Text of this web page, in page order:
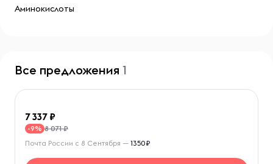
Аминокислоты
Все предложения 1
7 337
-9% 8 071 ₽
Почта России с 8 Сентября — 1350₽